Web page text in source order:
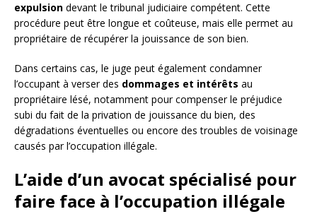
expulsion devant le tribunal judiciaire compétent. Cette
procédure peut être longue et coûteuse, mais elle permet au
propriétaire de récupérer la jouissance de son bien.
Dans certains cas, le juge peut également condamner
l’occupant à verser des dommages et intérêts au
propriétaire lésé, notamment pour compenser le préjudice
subi du fait de la privation de jouissance du bien, des
dégradations éventuelles ou encore des troubles de voisinage
causés par l’occupation illégale.
L’aide d’un avocat spécialisé pour
faire face à l’occupation illégale